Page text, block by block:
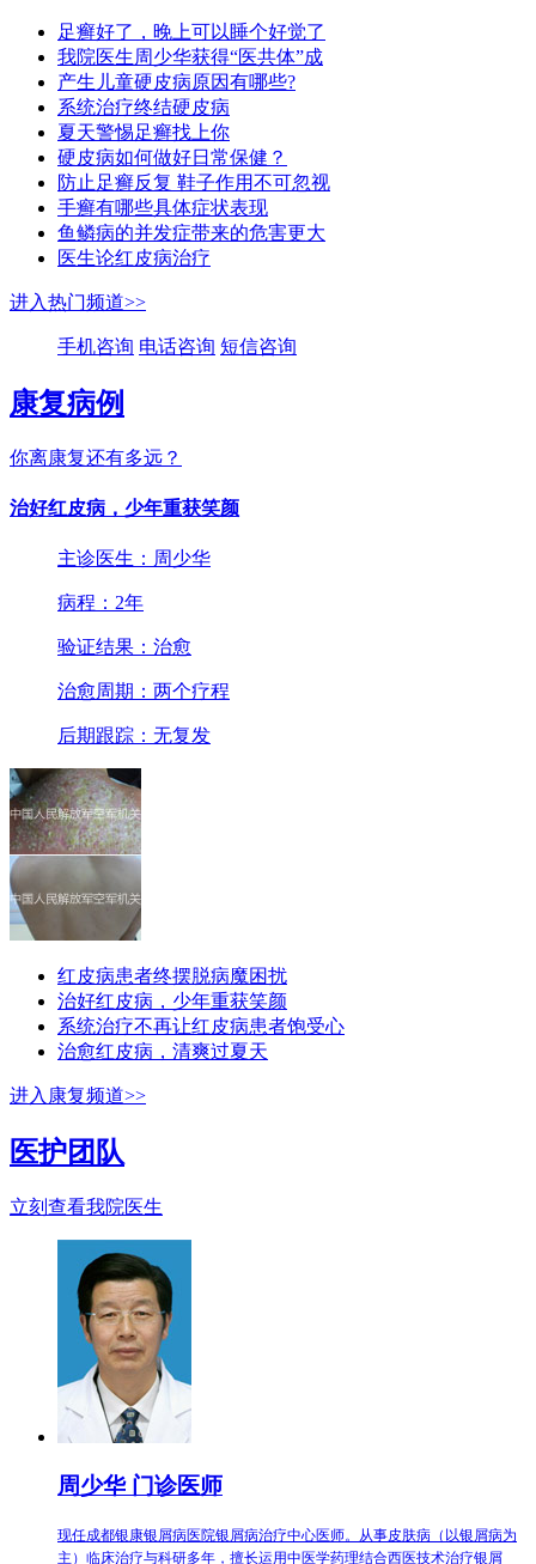
足癣好了，晚上可以睡个好觉了
我院医生周少华获得“医共体”成
产生儿童硬皮病原因有哪些?
系统治疗终结硬皮病
夏天警惕足癣找上你
硬皮病如何做好日常保健？
防止足癣反复 鞋子作用不可忽视
手癣有哪些具体症状表现
鱼鳞病的并发症带来的危害更大
医生论红皮病治疗
进入热门频道>>
手机咨询 电话咨询 短信咨询
康复病例
你离康复还有多远？
治好红皮病，少年重获笑颜
主诊医生：周少华
病程：2年
验证结果：治愈
治愈周期：两个疗程
后期跟踪：无复发
红皮病患者终摆脱病魔困扰
治好红皮病，少年重获笑颜
系统治疗不再让红皮病患者饱受心
治愈红皮病，清爽过夏天
进入康复频道>>
医护团队
立刻查看我院医生
周少华 门诊医师
现任成都银康银屑病医院银屑病治疗中心医师。从事皮肤病（以银屑病为
主）临床治疗与科研多年，擅长运用中医学药理结合西医技术治疗银屑